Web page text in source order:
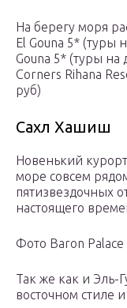
На берегу моря
El Gouna 5* (туры
Gouna 5* (туры на
Corners Rihana
руб)
Сахл Хашиш
Новенький
море совсем
пятизвездочных
настоящего
Фото Baron Palace
Так же как и Эль-
восточном стиле